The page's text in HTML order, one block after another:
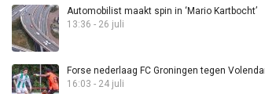
Automobilist maakt spin in ‘Mario Kartbocht’
13:36 - 26 juli
Forse nederlaag FC Groningen tegen
16:03 - 24 juli